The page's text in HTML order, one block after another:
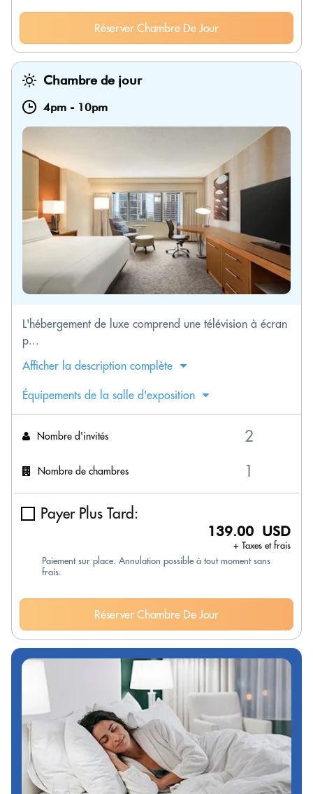
Réserver Chambre De Jour
Chambre de jour
4pm - 10pm
L'hébergement de luxe comprend une télévision à écran
p...
Afficher la description complète
Équipements de la salle d'exposition
Nombre d'invités
Nombre de chambres
Payer Plus Tard:
139.00 USD
+ Taxes et frais
Paiement sur place. Annulation possible à tout moment sans
frais.
Réserver Chambre De Jour